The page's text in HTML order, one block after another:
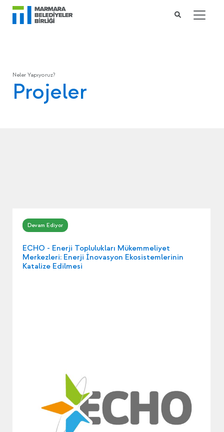
Neler Yapıyoruz?
Projeler
ECHO - Enerji Toplulukları Mükemmeliyet
Merkezleri: Enerji İnovasyon Ekosistemlerinin
Katalize Edilmesi